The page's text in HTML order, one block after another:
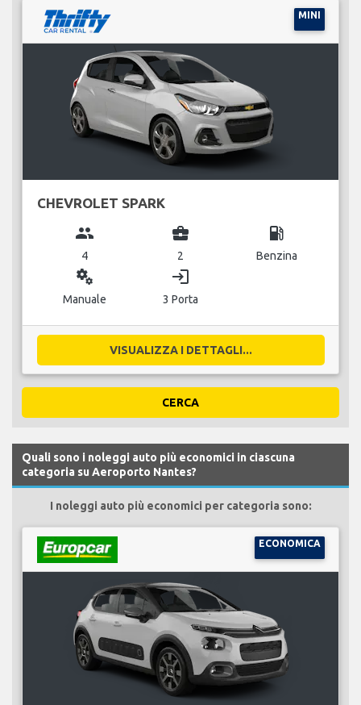
MINI
CHEVROLET SPARK
group
4
business_center
2
local_gas_station
Benzina
miscellaneous_services
Manuale
login
3 Porta
VISUALIZZA I DETTAGLI...
CERCA
Quali sono i noleggi auto più economici in ciascuna
categoria su Aeroporto Nantes?
I noleggi auto più economici per categoria sono:
ECONOMICA